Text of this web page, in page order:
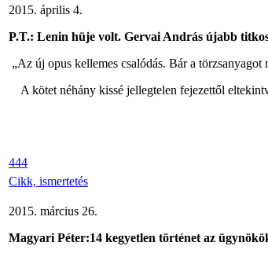
2015. április 4.
P.T.: Lenin hüje volt. Gervai András újabb
„Az új opus kellemes csalódás. Bár a
A kötet néhány kissé jellegtelen fejezettől
444
Cikk, ismertetés
2015. március 26.
Magyari Péter:14 kegyetlen történet az